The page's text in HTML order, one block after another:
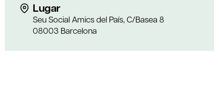
Lugar
Seu Social Amics del País, C/Basea 8
08003 Barcelona